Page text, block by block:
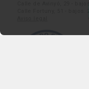
Calle de Avinyó, 29 -
Calle Fortuny, 51 - bajos.